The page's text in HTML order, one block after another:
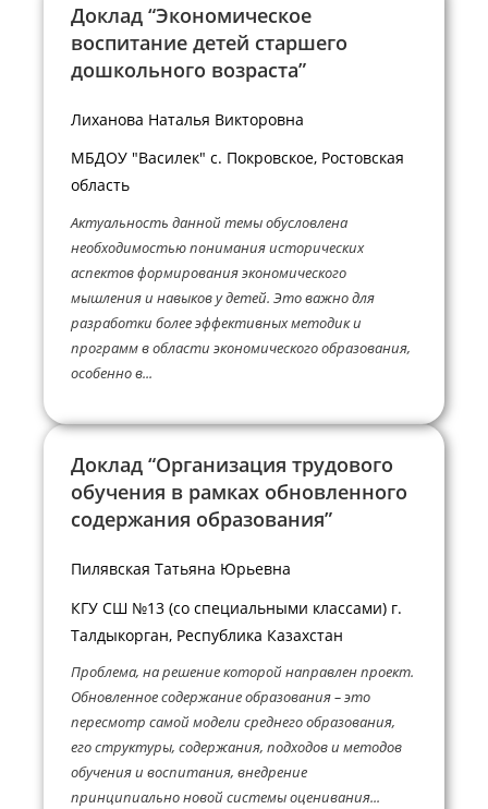
Доклад “Экономическое
воспитание детей старшего
дошкольного возраста”
Лиханова Наталья Викторовна
МБДОУ "Василек" с. Покровское, Ростовская
область
Актуальность данной темы обусловлена
необходимостью понимания исторических
аспектов формирования экономического
мышления и навыков у детей. Это важно для
разработки более эффективных методик и
программ в области экономического образования,
особенно в...
Доклад “Организация трудового
обучения в рамках обновленного
содержания образования”
Пилявская Татьяна Юрьевна
КГУ СШ №13 (со специальными классами) г.
Талдыкорган, Республика Казахстан
Проблема, на решение которой направлен проект.
Обновленное содержание образования – это
пересмотр самой модели среднего образования,
его структуры, содержания, подходов и методов
обучения и воспитания, внедрение
принципиально новой системы оценивания...